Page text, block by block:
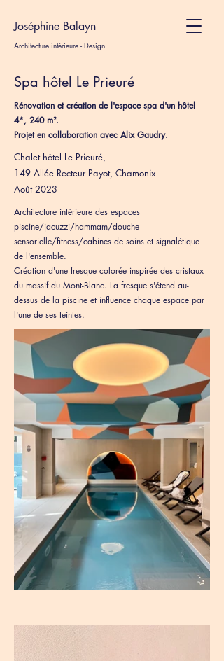
Joséphine Balayn
Architecture intérieure - Design
Spa hôtel Le Prieuré
Rénovation et création de l'espace spa d'un hôtel
4*, 240 m².
Projet en collaboration avec Alix Gaudry.
Chalet hôtel Le Prieuré,
149 Allée Recteur Payot, Chamonix
Août 2023
Architecture intérieure des espaces
piscine/jacuzzi/hammam/douche
sensorielle/fitness/cabines de soins et signalétique
de l'ensemble.
Création d'une fresque colorée inspirée des cristaux
du massif du Mont-Blanc. La fresque s'étend au-
dessus de la piscine et influence chaque espace par
l'une de ses teintes.